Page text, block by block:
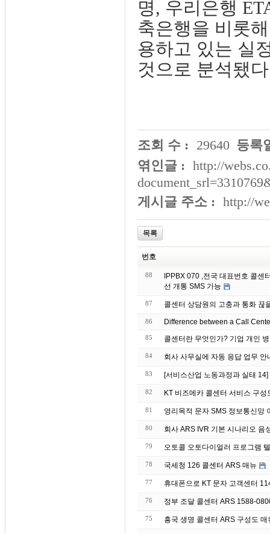
명, 우리은행
축은행을 비롯
용하고 있는 실
것으로 분석됐
조회 수 : 29640 등록
엮인글 : http://
게시글 주소 : http://
목록
번호
88
IPPBX 070 ,전국 대표번호 콜센
선 개통 SMS 가능
87 콜센터 상담원의 고충과 통화 끊
86 Difference between a Call
85 콜센터란 무엇인가? 기업 개인
84 회사 사무실에 자동
83 [서비스산업 노동과정과 실태
82 KT 비즈메카 콜센터 서비스 구성
81 영리목적 문자
80 회사 ARS IVR 기본 시나리오 음
79 오토콜 오토다이얼러 프로그램
78 국세청 126 콜센터 ARS 매뉴
77 휴대폰으로 KT 문자 고객센터
76 정부 조달 콜센터 ARS 1588-
75 흥국 생명 콜센터 ARS 구성도